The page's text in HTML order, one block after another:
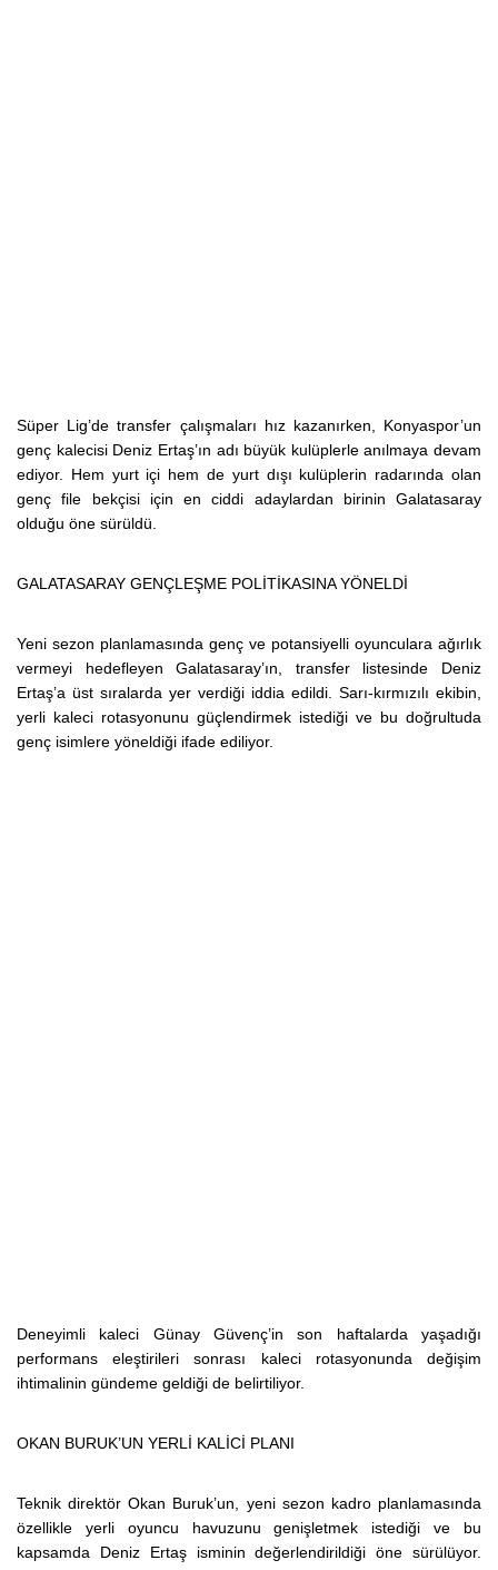
Süper Lig’de transfer çalışmaları hız kazanırken, Konyaspor’un
genç kalecisi Deniz Ertaş’ın adı büyük kulüplerle anılmaya devam
ediyor. Hem yurt içi hem de yurt dışı kulüplerin radarında olan
genç file bekçisi için en ciddi adaylardan birinin Galatasaray
olduğu öne sürüldü.
GALATASARAY GENÇLEŞME POLİTİKASINA YÖNELDİ
Yeni sezon planlamasında genç ve potansiyelli oyunculara ağırlık
vermeyi hedefleyen Galatasaray’ın, transfer listesinde Deniz
Ertaş’a üst sıralarda yer verdiği iddia edildi. Sarı-kırmızılı ekibin,
yerli kaleci rotasyonunu güçlendirmek istediği ve bu doğrultuda
genç isimlere yöneldiği ifade ediliyor.
Deneyimli kaleci Günay Güvenç’in son haftalarda yaşadığı
performans eleştirileri sonrası kaleci rotasyonunda değişim
ihtimalinin gündeme geldiği de belirtiliyor.
OKAN BURUK’UN YERLİ KALİCİ PLANI
Teknik direktör Okan Buruk’un, yeni sezon kadro planlamasında
özellikle yerli oyuncu havuzunu genişletmek istediği ve bu
kapsamda Deniz Ertaş isminin değerlendirildiği öne sürülüyor.